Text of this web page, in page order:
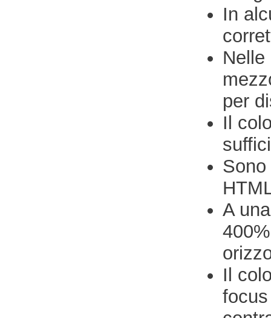
In
per
Il
A
Il